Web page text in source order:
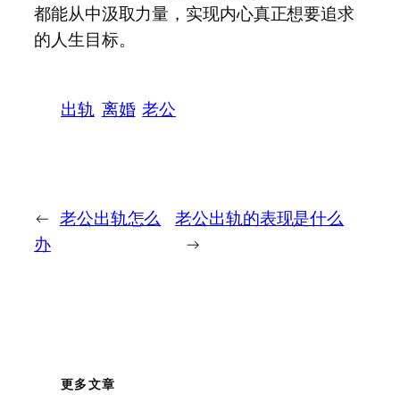
都能从中汲取力量，实现内心真正想要追求
的人生目标。
出轨 离婚 老公
← 老公出轨怎么
办
老公出轨的表现是什么
→
更多文章